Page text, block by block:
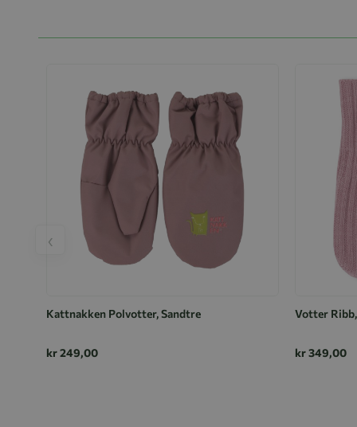
Kattnakken Polvotter, Sandtre
kr 249,00
Votter
kr 349,00
‹